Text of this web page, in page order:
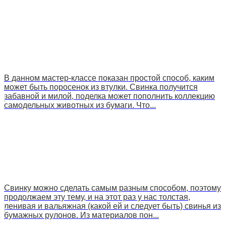
В данном мастер-классе показан простой способ, каким
может быть поросенок из втулки. Свинка получится
забавной и милой, поделка может пополнить коллекцию
самодельных животных из бумаги. Что...
Свинку можно сделать самым разным способом, поэтому
продолжаем эту тему, и на этот раз у нас толстая,
ленивая и вальяжная (какой ей и следует быть) свинья из
бумажных рулонов. Из материалов пон...